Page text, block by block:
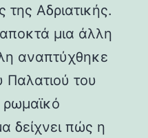
Αδριατικής.
μια άλλη
αναπτύχθηκε
του
ρωμαϊκό
δείχνει πώς η